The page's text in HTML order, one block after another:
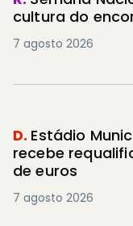
cultura do
7 agosto 2026
D. Estádio
recebe
de euros
7 agosto 2026